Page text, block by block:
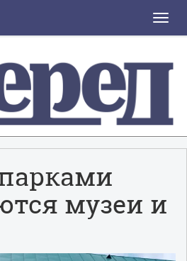
Toggle
музеи и